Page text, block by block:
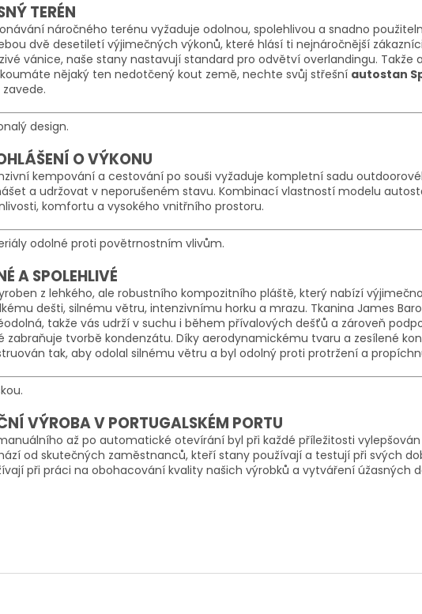
TERÉN
náročného terénu vyžaduje odolnou, spolehlivou a snadno
dvě desetiletí výjimečných výkonů, které hlásí ti nejnáročnější
vánice, naše stany nastavují standard pro odvětví overlandingu. Takže
nějaký ten nedotčený kout země, nechte svůj střešní autostan
design.
O VÝKONU
kempování a cestování po souši vyžaduje kompletní sadu
a udržovat v neporušeném stavu. Kombinací vlastností modelu
komfortu a vysokého vnitřního prostoru.
odolné proti povětrnostním vlivům.
A SPOLEHLIVÉ
z lehkého, ale robustního kompozitního pláště, který nabízí
dešti, silnému větru, intenzivnímu horku a mrazu. Tkanina James
takže vás udrží v suchu i během přívalových dešťů a zároveň
zabraňuje tvorbě kondenzátu. Díky aerodynamickému tvaru a zesílené
tak, aby odolal silnému větru a byl odolný proti protržení a
VÝROBA V PORTUGALSKÉM PORTU
až po automatické otevírání byl při každé příležitosti
od skutečných zaměstnanců, kteří stany používají a testují při svých
při práci na obohacování kvality našich výrobků a vytváření úžasných